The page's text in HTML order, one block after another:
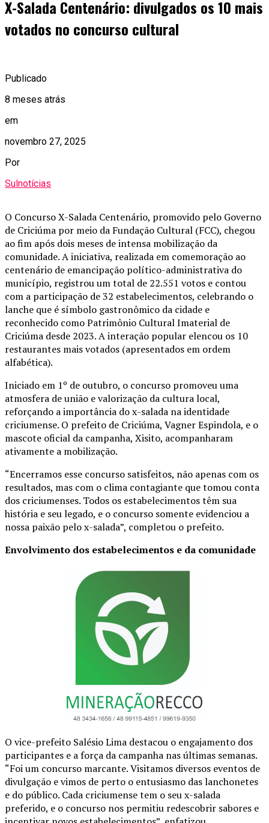
X-Salada Centenário: divulgados os 10 mais
votados no concurso cultural
Publicado
8 meses atrás
em
novembro 27, 2025
Por
Sulnotícias
O Concurso X-Salada Centenário, promovido pelo Governo
de Criciúma por meio da Fundação Cultural (FCC), chegou
ao fim após dois meses de intensa mobilização da
comunidade. A iniciativa, realizada em comemoração ao
centenário de emancipação político-administrativa do
município, registrou um total de 22.551 votos e contou
com a participação de 32 estabelecimentos, celebrando o
lanche que é símbolo gastronômico da cidade e
reconhecido como Patrimônio Cultural Imaterial de
Criciúma desde 2023. A interação popular elencou os 10
restaurantes mais votados (apresentados em ordem
alfabética).
Iniciado em 1º de outubro, o concurso promoveu uma
atmosfera de união e valorização da cultura local,
reforçando a importância do x-salada na identidade
criciumense. O prefeito de Criciúma, Vagner Espindola, e o
mascote oficial da campanha, Xisito, acompanharam
ativamente a mobilização.
“Encerramos esse concurso satisfeitos, não apenas com os
resultados, mas com o clima contagiante que tomou conta
dos criciumenses. Todos os estabelecimentos têm sua
história e seu legado, e o concurso somente evidenciou a
nossa paixão pelo x-salada”, completou o prefeito.
Envolvimento dos estabelecimentos e da comunidade
O vice-prefeito Salésio Lima destacou o engajamento dos
participantes e a força da campanha nas últimas semanas.
“Foi um concurso marcante. Visitamos diversos eventos de
divulgação e vimos de perto o entusiasmo das lanchonetes
e do público. Cada criciumense tem o seu x-salada
preferido, e o concurso nos permitiu redescobrir sabores e